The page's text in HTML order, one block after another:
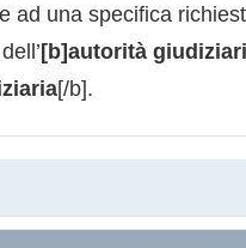
ad una specifica
[b]autorità
[/b].